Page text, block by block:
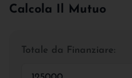
Calcola Il Mutuo
Totale da Finanziare: